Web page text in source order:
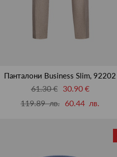
Панталони Business Slim, 92202
61.30 €
30.90 €
119.89 лв. 60.44 лв.